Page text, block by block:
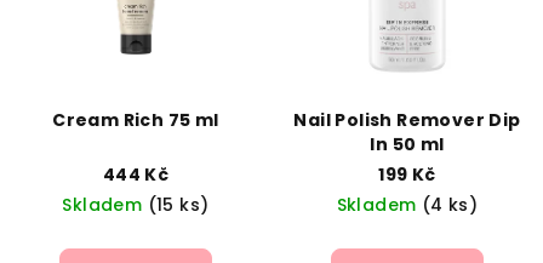
Cream Rich 75 ml
444 Kč
Skladem (15 ks)
Nail Polish Remover Dip
In 50 ml
199 Kč
Skladem (4 ks)